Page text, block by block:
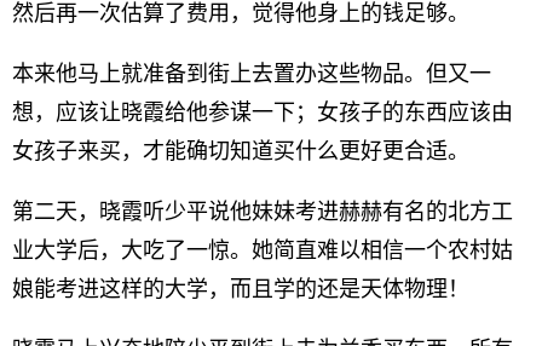
然后再一次估算了费用，觉得他身上的钱足够。
本来他马上就准备到街上去置办这些物品。但又一
想，应该让晓霞给他参谋一下；女孩子的东西应该由
女孩子来买，才能确切知道买什么更好更合适。
第二天，晓霞听少平说他妹妹考进赫赫有名的北方工
业大学后，大吃了一惊。她简直难以相信一个农村姑
娘能考进这样的大学，而且学的还是天体物理！